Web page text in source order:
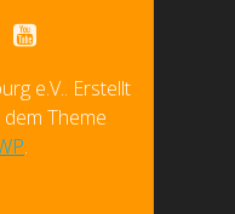
e.V.. Erstellt
Theme
.